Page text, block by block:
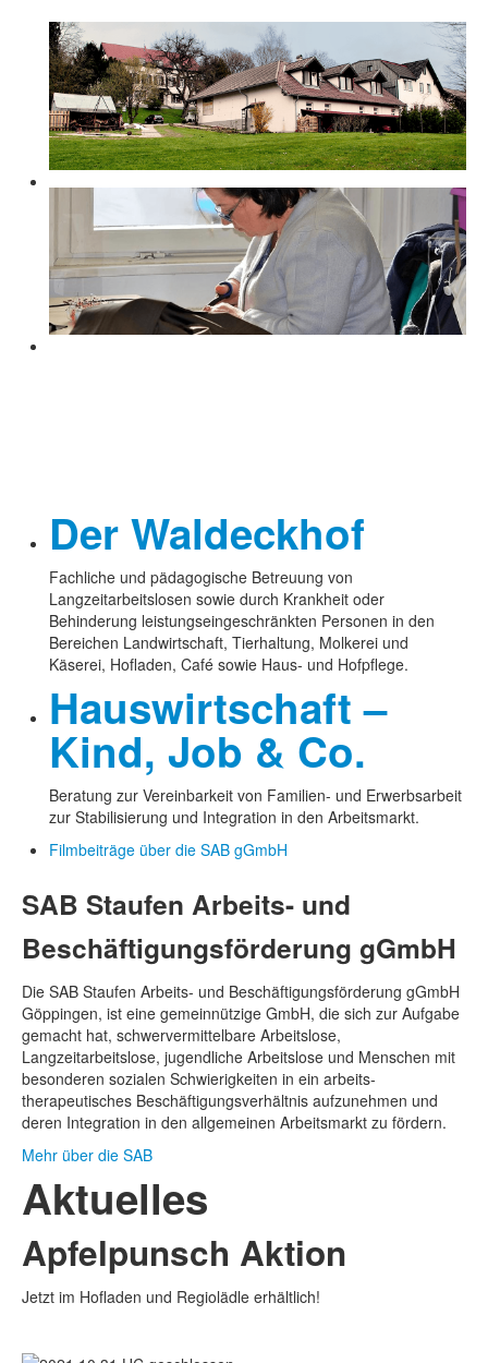
Der Waldeckhof
Fachliche und pädagogische Betreuung von
Langzeitarbeitslosen sowie durch Krankheit oder
Behinderung leistungseingeschränkten Personen in den
Bereichen Landwirtschaft, Tierhaltung, Molkerei und
Käserei, Hofladen, Café sowie Haus- und Hofpflege.
Hauswirtschaft –
Kind, Job & Co.
Beratung zur Vereinbarkeit von Familien- und Erwerbsarbeit
zur Stabilisierung und Integration in den Arbeitsmarkt.
Filmbeiträge über die SAB gGmbH
SAB Staufen Arbeits- und
Beschäftigungs­förderung gGmbH
Die SAB Staufen Arbeits- und Beschäftigungs­förderung gGmbH
Göppingen, ist eine gemeinnützige GmbH, die sich zur Aufgabe
gemacht hat, schwer­vermittelbare Arbeitslose,
Langzeitarbeitslose, jugendliche Arbeitslose und Menschen mit
besonderen sozialen Schwierigkeiten in ein arbeits­
therapeutisches Beschäftigungs­verhältnis aufzunehmen und
deren Integration in den allgemeinen Arbeitsmarkt zu fördern.
Mehr über die SAB
Aktuelles
Apfelpunsch Aktion
Jetzt im Hofladen und Regiolädle erhältlich!